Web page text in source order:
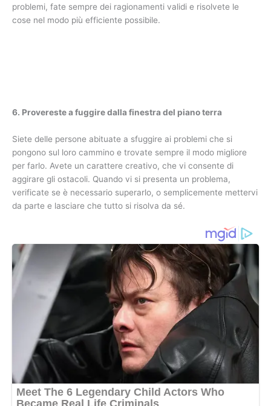
problemi, fate sempre dei ragionamenti validi e risolvete le
cose nel modo più efficiente possibile.
6. Provereste a fuggire dalla finestra del piano terra
Siete delle persone abituate a sfuggire ai problemi che si
pongono sul loro cammino e trovate sempre il modo migliore
per farlo. Avete un carattere creativo, che vi consente di
aggirare gli ostacoli. Quando vi si presenta un problema,
verificate se è necessario superarlo, o semplicemente mettervi
da parte e lasciare che tutto si risolva da sé.